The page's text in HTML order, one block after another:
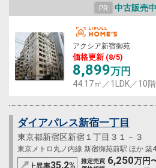
PR 中古販売
アクシア新宿御苑
価格更新 (8/5)
8,899万円
44.17㎡／1LDK／10階
ダイアパレス新宿一丁目
東京都新宿区新宿１丁目３１－３
東京メトロ丸ノ内線 新宿御苑前駅 ほか 築
上昇率35.2%
推定売買 6,250万円